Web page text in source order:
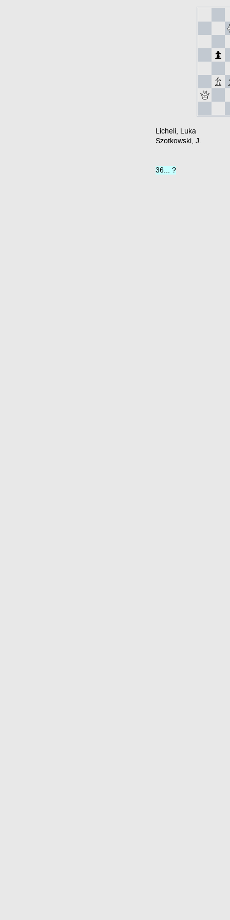
Licheli, Luka
Szotkowski, J.
36... ?